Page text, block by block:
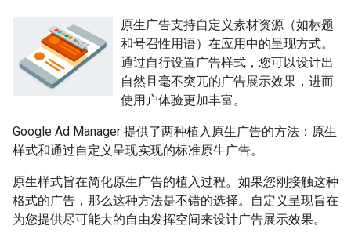
原生广告支持自定义素材资源（如标题
和号召性用语）在应用中的呈现方式。
通过自行设置广告样式，您可以设计出
自然且毫不突兀的广告展示效果，进而
使用户体验更加丰富。
Google Ad Manager 提供了两种植入原生广告的方法：原生
样式和通过自定义呈现实现的标准原生广告。
原生样式旨在简化原生广告的植入过程。如果您刚接触这种
格式的广告，那么这种方法是不错的选择。自定义呈现旨在
为您提供尽可能大的自由发挥空间来设计广告展示效果。